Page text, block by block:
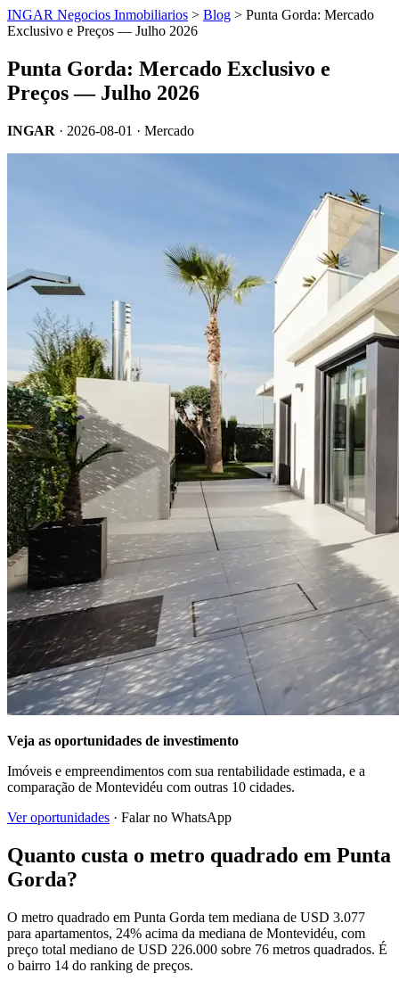
INGAR Negocios Inmobiliarios > Blog > Punta Gorda: Mercado
Exclusivo e Preços — Julho 2026
Punta Gorda: Mercado Exclusivo e
Preços — Julho 2026
INGAR · 2026-08-01 · Mercado
Veja as oportunidades de investimento
Imóveis e empreendimentos com sua rentabilidade estimada, e a
comparação de Montevidéu com outras 10 cidades.
Ver oportunidades · Falar no WhatsApp
Quanto custa o metro quadrado em Punta
Gorda?
O metro quadrado em Punta Gorda tem mediana de USD 3.077
para apartamentos, 24% acima da mediana de Montevidéu, com
preço total mediano de USD 226.000 sobre 76 metros quadrados. É
o bairro 14 do ranking de preços.